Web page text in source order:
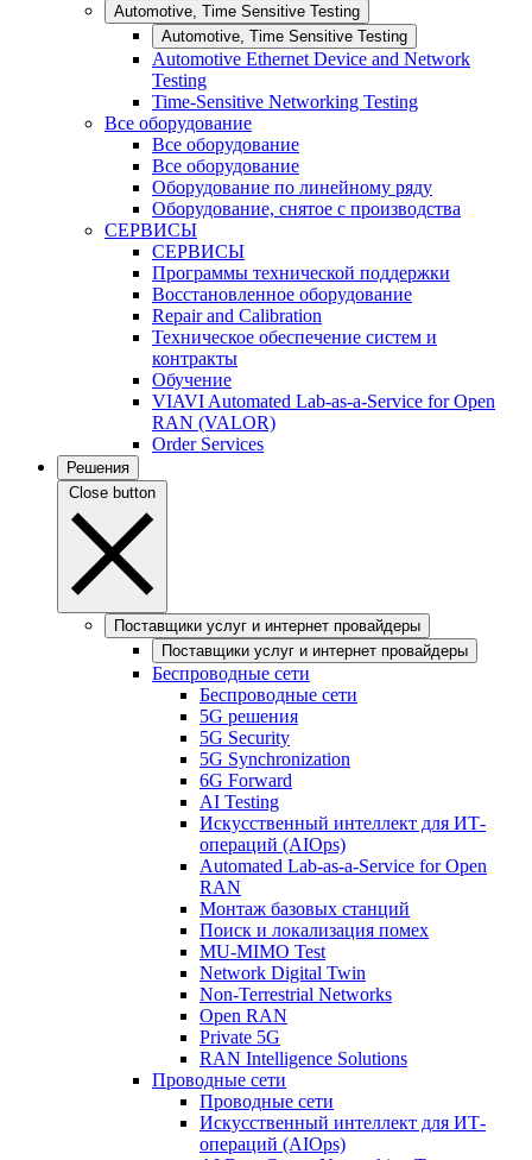
Automotive, Time Sensitive Testing
Automotive, Time Sensitive Testing
Automotive Ethernet Device and Network
Testing
Time-Sensitive Networking Testing
Все оборудование
Все оборудование
Все оборудование
Оборудование по линейному ряду
Оборудование, снятое с производства
СЕРВИСЫ
СЕРВИСЫ
Программы технической поддержки
Восстановленное оборудование
Repair and Calibration
Техническое обеспечение систем и
контракты
Обучение
VIAVI Automated Lab-as-a-Service for Open
RAN (VALOR)
Order Services
Решения
Close button
Поставщики услуг и интернет провайдеры
Поставщики услуг и интернет провайдеры
Беспроводные сети
Беспроводные сети
5G решения
5G Security
5G Synchronization
6G Forward
AI Testing
Искусственный интеллект для ИТ-
операций (AIOps)
Automated Lab-as-a-Service for Open
RAN
Монтаж базовых станций
Поиск и локализация помех
MU-MIMO Test
Network Digital Twin
Non-Terrestrial Networks
Open RAN
Private 5G
RAN Intelligence Solutions
Проводные сети
Проводные сети
Искусственный интеллект для ИТ-
операций (AIOps)